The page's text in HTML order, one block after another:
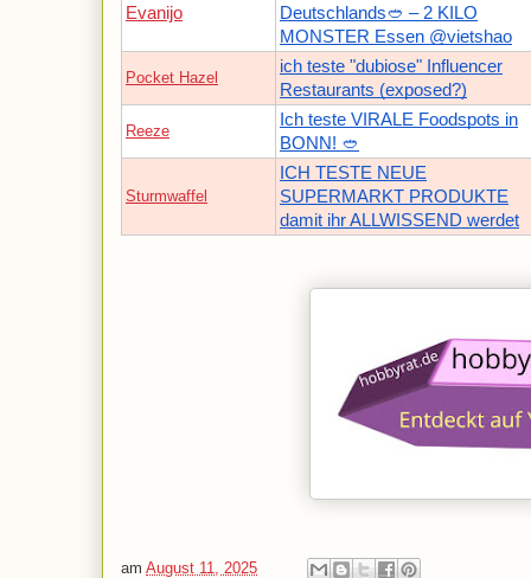
Evanijo
Deutschlands🥙 – 2 KILO
MONSTER Essen @vietshao
Pocket Hazel
ich teste "dubiose" Influencer
Restaurants (exposed?)
Reeze
Ich teste VIRALE Foodspots in
BONN! 🥙
Sturmwaffel
ICH TESTE NEUE
SUPERMARKT PRODUKTE
damit ihr ALLWISSEND werdet
am August 11, 2025